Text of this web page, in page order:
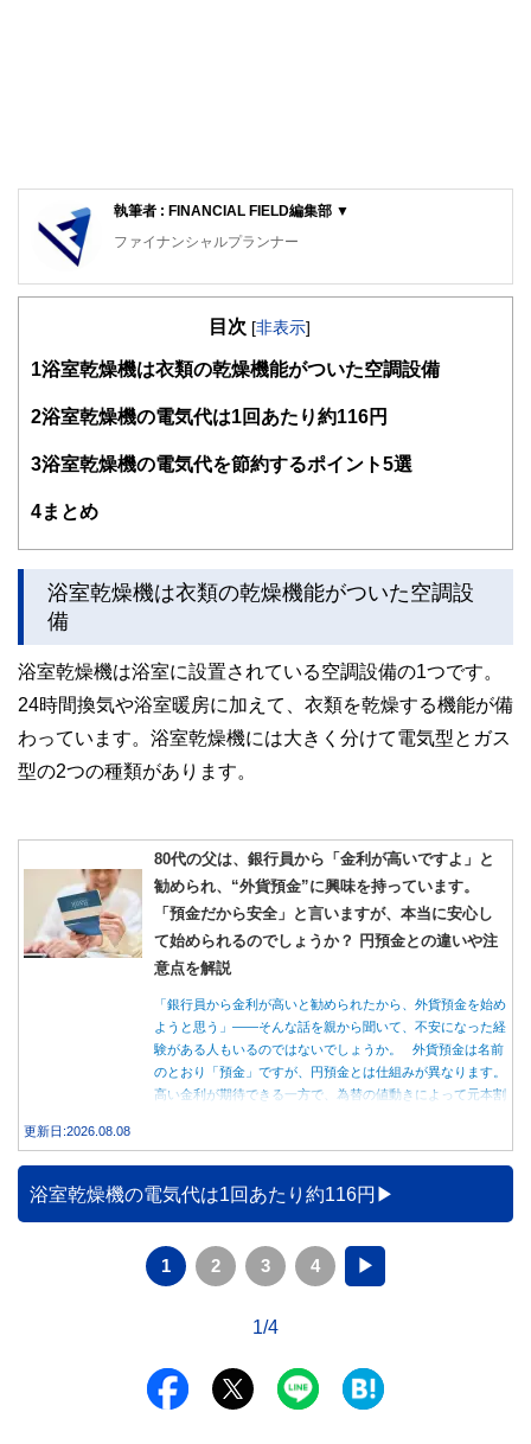
執筆者 : FINANCIAL FIELD編集部 ▼
ファイナンシャルプランナー
FinancialField編集部は、金融、経済に関する記事を、日々
知識がない方でも理解できるようわかりやすく発信していま
得者を中心に「お金や暮らし」に関する書籍・雑誌の編集経
験者で構成され、企画立案から記事掲載まですべての工程に
かしく感じられる年金や税金、相続、保険、ローンなどの話
このように編集経験豊富なメンバーと金融や経済に精通した
執筆者・監修者による執筆体制を築くことで、内容のわかり
やすさはもちろんのこと、読み応えのあるコンテンツと確か
私たちは、快適でより良い生活のアイデアを提供するお金の
コンシェルジュを目指します。
目次 [非表示]
1 浴室乾燥機は衣類の乾燥機能がついた空調設備
2浴室乾燥機の電気代は1回あたり約116円
3浴室乾燥機の電気代を節約するポイント5選
4まとめ
浴室乾燥機は衣類の乾燥機能がついた空調設
備
浴室乾燥機は浴室に設置されている空調設備の1つです。
24時間換気や浴室暖房に加えて、衣類を乾燥する機能が備
わっています。浴室乾燥機には大きく分けて電気型とガス
型の2つの種類があります。
80代の父は、銀行員から「金利が高いですよ」と
勧められ、“外貨預金”に興味を持っています。
「預金だから安全」と言いますが、本当に安心し
て始められるのでしょうか？ 円預金との違いや注
意点を解説
「銀行員から金利が高いと勧められたから、外貨預金を始め
ようと思う」――そんな話を親から聞いて、不安になった経
験がある人もいるのではないでしょうか。 外貨預金は名前
のとおり「預金」ですが、円預金とは仕組みが異なります。
高い金利が期待できる一方で、為替の値動きによって元本割
更新日:2026.08.08
浴室乾燥機の電気代は1回あたり約116円
1 2 3 4 ▶
1/4